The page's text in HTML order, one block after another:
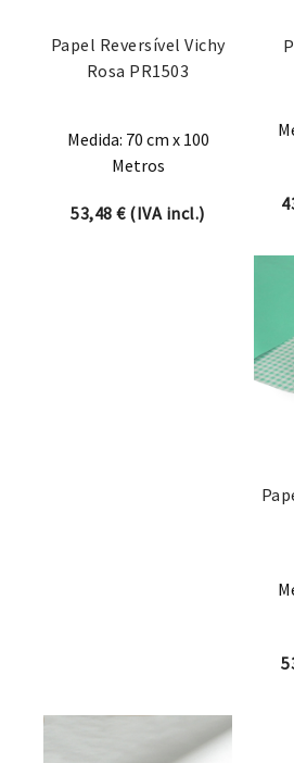
Papel Reversível Vichy
Rosa PR1503
Medida: 70 cm x 100
Metros
53,48€(IVA incl.)